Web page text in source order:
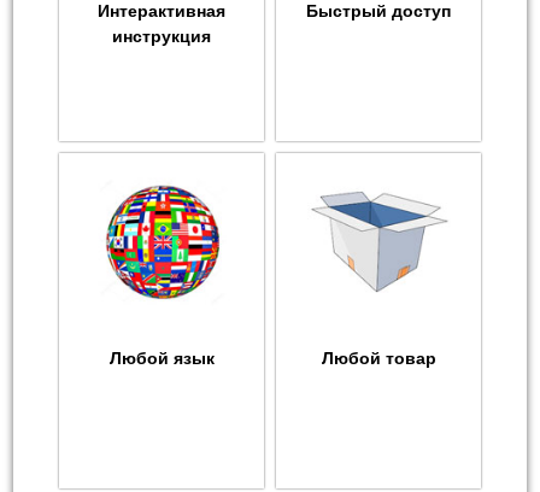
Интерактивная
инструкция
Быстрый доступ
Любой язык Любой товар